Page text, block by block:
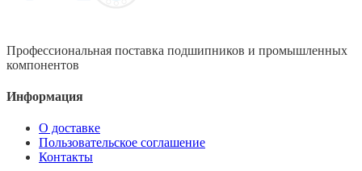
Профессиональная поставка подшипников и промышленных
компонентов
Информация
О доставке
Пользовательское соглашение
Контакты